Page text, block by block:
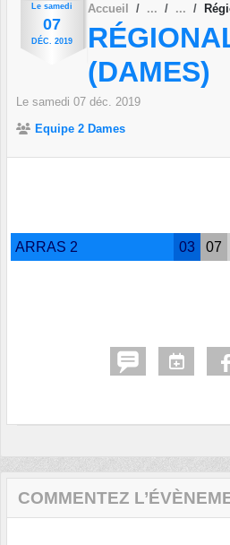
Le samedi
07
DÉC. 2019
Accueil
(DAMES)
Le samedi 07 déc. 2019
Equipe 2 Dames
ARRAS 2 03 07
COMMENTEZ